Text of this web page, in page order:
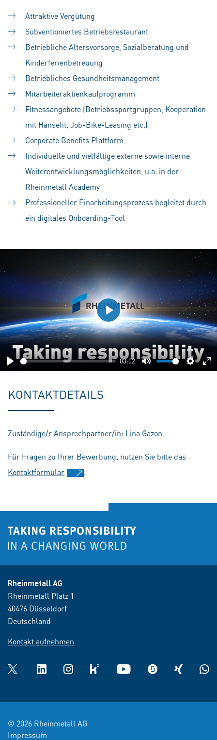
Attraktive Vergütung
Subventioniertes Betriebsrestaurant
Betriebliche Altersvorsorge, Sozialberatung und
Kinderferienbetreuung
Betriebliches Gesundheitsmanagement
Mitarbeiteraktienkaufprogramm
Fitnessangebote (Betriebssportgruppen, Kooperation
mit Hansefit, Job-Bike-Leasing etc.)
Corporate Benefits Plattform
Individuelle und vielfältige externe sowie interne
Weiterentwicklungsmöglichkeiten, u.a. in der
Rheinmetall Academy
Professioneller Einarbeitungsprozess begleitet durch
ein digitales Onboarding-Tool
Play
03:02
Mute
Play
KONTAKTDETAILS
Zuständige/r Ansprechpartner/in: Lina Gazon
Für Fragen zu Ihrer Bewerbung, nutzen Sie bitte das
Kontaktformular
.
Rheinmetall AG
Rheinmetall Platz 1
40476 Düsseldorf
Deutschland
Kontakt aufnehmen
Twitter LinkedInInstagramkununu YouTube glassdoorXING
© 2026 Rheinmetall AG
Impressum